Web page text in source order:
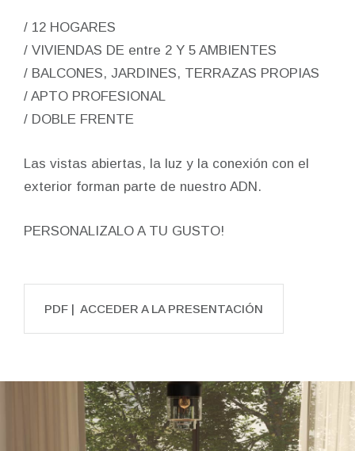
/ 12 HOGARES
/ VIVIENDAS DE entre 2 Y 5 AMBIENTES
/ BALCONES, JARDINES, TERRAZAS PROPIAS
/ APTO PROFESIONAL
/ DOBLE FRENTE
Las vistas abiertas, la luz y la conexión con el
exterior forman parte de nuestro ADN.
PERSONALIZALO A TU GUSTO!
PDF | ACCEDER A LA PRESENTACIÓN